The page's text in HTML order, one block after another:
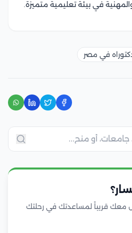
في بيئة تعليمية متميزة.
في مصر
معك قريباً لمساعدتك في رحلتك